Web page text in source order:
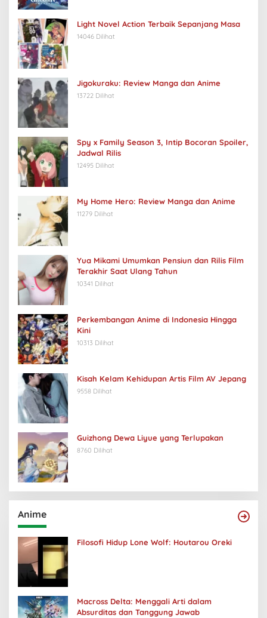
Light Novel Action Terbaik Sepanjang Masa
14046 Dilihat
Jigokuraku: Review Manga dan Anime
13722 Dilihat
Spy x Family Season 3, Intip Bocoran Spoiler,
Jadwal Rilis
12495 Dilihat
My Home Hero: Review Manga dan Anime
11279 Dilihat
Yua Mikami Umumkan Pensiun dan Rilis Film
Terakhir Saat Ulang Tahun
10341 Dilihat
Perkembangan Anime di Indonesia Hingga
Kini
10313 Dilihat
Kisah Kelam Kehidupan Artis Film AV Jepang
9558 Dilihat
Guizhong Dewa Liyue yang Terlupakan
8760 Dilihat
Anime
Filosofi Hidup Lone Wolf: Houtarou Oreki
Macross Delta: Menggali Arti dalam
Absurditas dan Tanggung Jawab